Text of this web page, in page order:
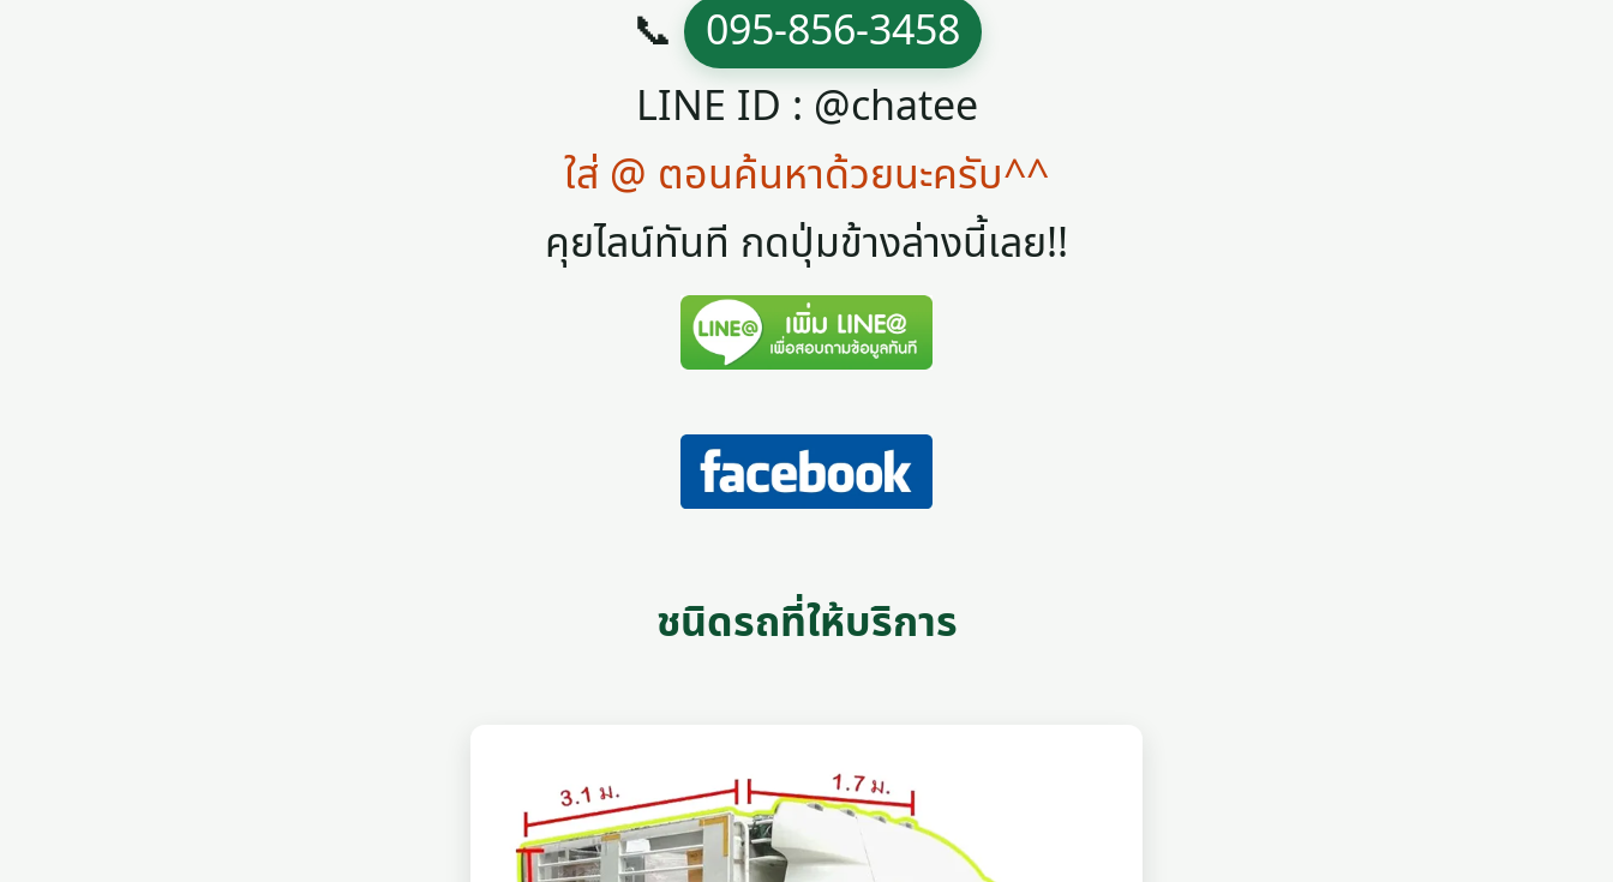
📞
095-856-3458
LINE ID : @chatee
ใส่ @ ตอนค้นหาด้วยนะครับ^^
คุยไลน์ทันที กดปุ่มข้างล่างนี้เลย!!
ชนิดรถที่ให้บริการ